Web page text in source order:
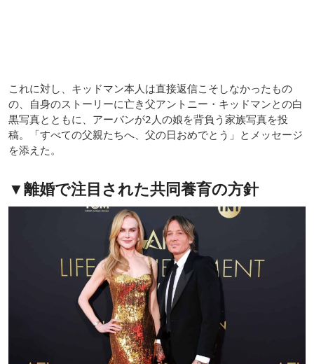
これに対し、キッドマン本人は直接返信こそしなかったもの
の、自身のストーリーに亡き父アントニー・キッドマンとの白
黒写真とともに、アーバンが2人の娘を背負う家族写真を投
稿。「すべての父親たちへ、父の日おめでとう」とメッセージ
を添えた。
▼離婚で注目された共同養育の方針